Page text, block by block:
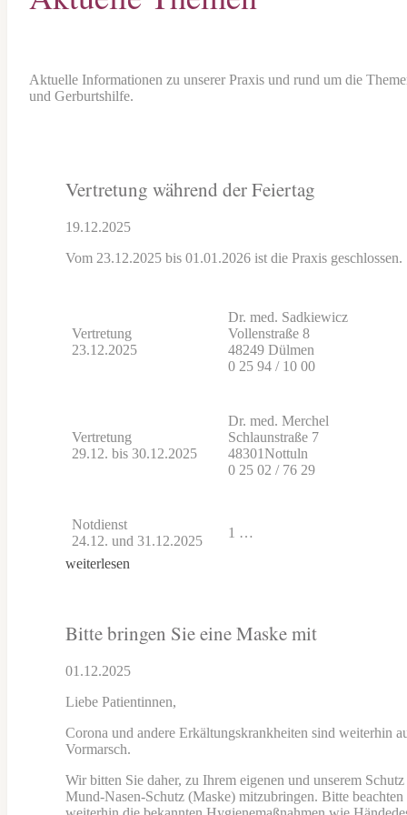
Aktuelle Informationen zu unserer Praxis und rund um die
und Gerburtshilfe.
Vertretung während der Feiertag
19.12.2025
Vom 23.12.2025 bis 01.01.2026 ist die Praxis geschlossen.
Vertretung
23.12.2025
Dr. med. Sadkiewicz
Vollenstraße 8
48249 Dülmen
0 25 94 / 10 00
Vertretung
29.12. bis 30.12.2025
Dr. med. Merchel
Schlaunstraße 7
48301Nottuln
0 25 02 / 76 29
Notdienst
24.12. und 31.12.2025
1 …
weiterlesen
Bitte bringen Sie eine Maske mit
01.12.2025
Liebe Patientinnen,
Corona und andere Erkältungskrankheiten sind weiterhin
Vormarsch.
Wir bitten Sie daher, zu Ihrem eigenen und unserem
Mund-Nasen-Schutz (Maske) mitzubringen. Bitte beachten